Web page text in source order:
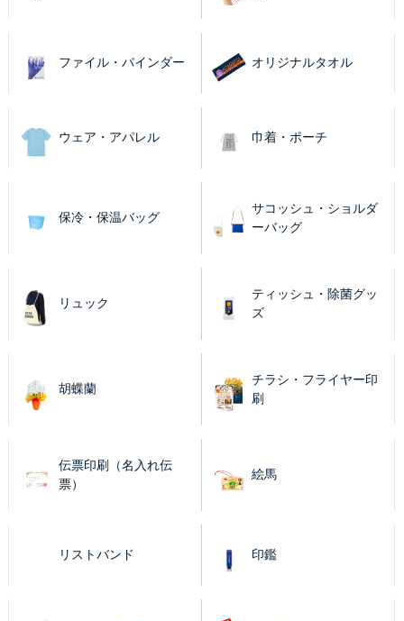
ファイル・バインダー オリジナルタオル
ウェア・アパレル 巾着・ポーチ
保冷・保温バッグ
サコッシュ・ショルダ
ーバッグ
リュック
ティッシュ・除菌グッ
ズ
胡蝶蘭
チラシ・フライヤー印
刷
伝票印刷（名入れ伝
票）
絵馬
リストバンド 印鑑